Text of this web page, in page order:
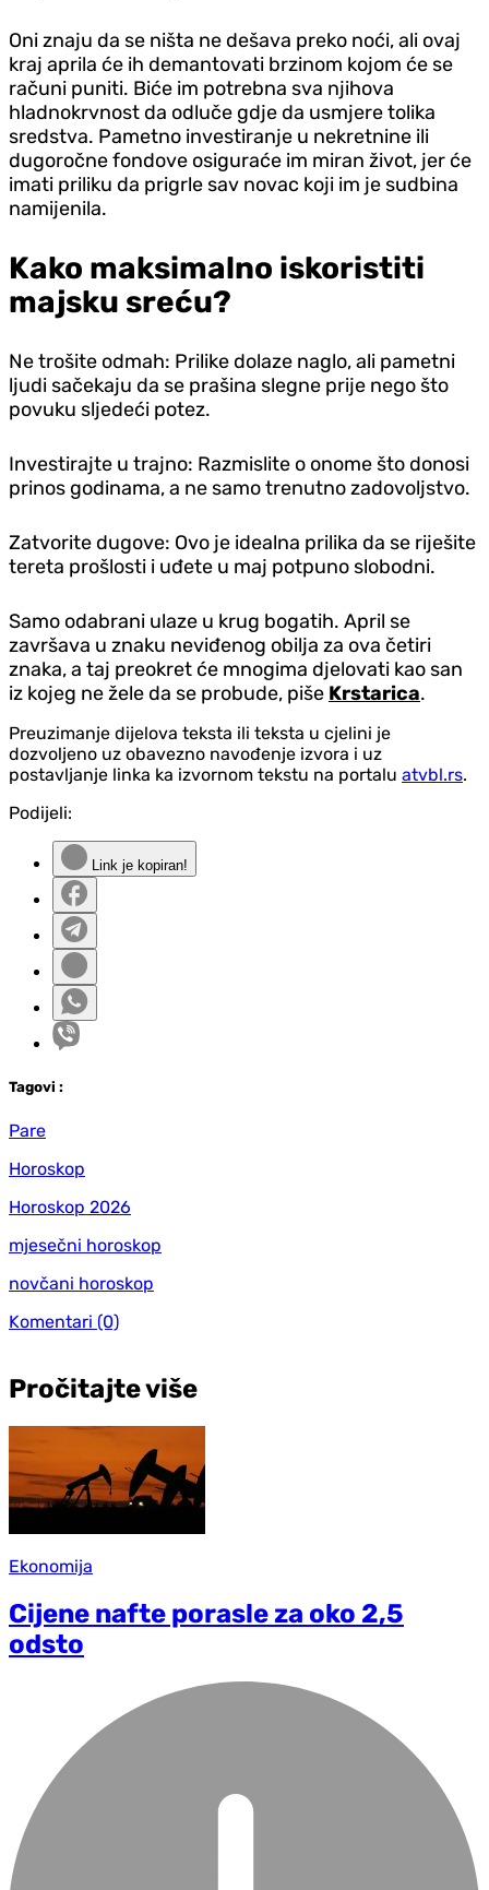
Oni znaju da se ništa ne dešava preko noći, ali ovaj
kraj aprila će ih demantovati brzinom kojom će se
računi puniti. Biće im potrebna sva njihova
hladnokrvnost da odluče gdje da usmjere tolika
sredstva. Pametno investiranje u nekretnine ili
dugoročne fondove osiguraće im miran život, jer će
imati priliku da prigrle sav novac koji im je sudbina
namijenila.
Kako maksimalno iskoristiti
majsku sreću?
Ne trošite odmah: Prilike dolaze naglo, ali pametni
ljudi sačekaju da se prašina slegne prije nego što
povuku sljedeći potez.
Investirajte u trajno: Razmislite o onome što donosi
prinos godinama, a ne samo trenutno zadovoljstvo.
Zatvorite dugove: Ovo je idealna prilika da se riješite
tereta prošlosti i uđete u maj potpuno slobodni.
Samo odabrani ulaze u krug bogatih. April se
završava u znaku neviđenog obilja za ova četiri
znaka, a taj preokret će mnogima djelovati kao san
iz kojeg ne žele da se probude, piše Krstarica.
Preuzimanje dijelova teksta ili teksta u cjelini je
dozvoljeno uz obavezno navođenje izvora i uz
postavljanje linka ka izvornom tekstu na portalu atvbl.rs.
Podijeli:
Link je kopiran!
Tagovi :
Pare
Horoskop
Horoskop 2026
mjesečni horoskop
novčani horoskop
Komentari (0)
Pročitajte više
Ekonomija
Cijene nafte porasle za oko 2,5
odsto